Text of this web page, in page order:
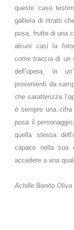
questo caso
galleria di ritratti
posa, frutto di una
alcuni casi la
come traccia di un
dell’opera, in
provenienti da
che caratterizza
è sempre una
posa il
quella stessa
capace nella sua
accedere a una
Achille Bonito Oliva